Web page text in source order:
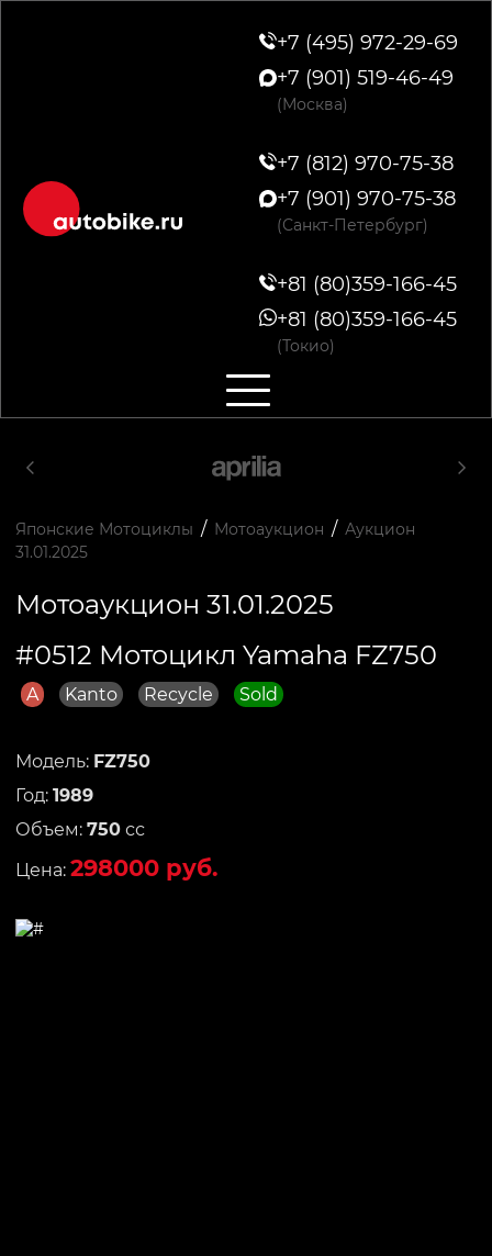
+7 (495) 972-29-69
+7 (901) 519-46-49
(Москва)
+7 (812) 970-75-38
+7 (901) 970-75-38
(Санкт-Петербург)
+81 (80)359-166-45
+81 (80)359-166-45
(Токио)
Японские Мотоциклы / Мотоаукцион / Аукцион
31.01.2025
Мотоаукцион 31.01.2025
#0512 Мотоцикл Yamaha FZ750
A Kanto Recycle Sold
Модель: FZ750
Год: 1989
Объем: 750 сс
Цена: 298000 руб.